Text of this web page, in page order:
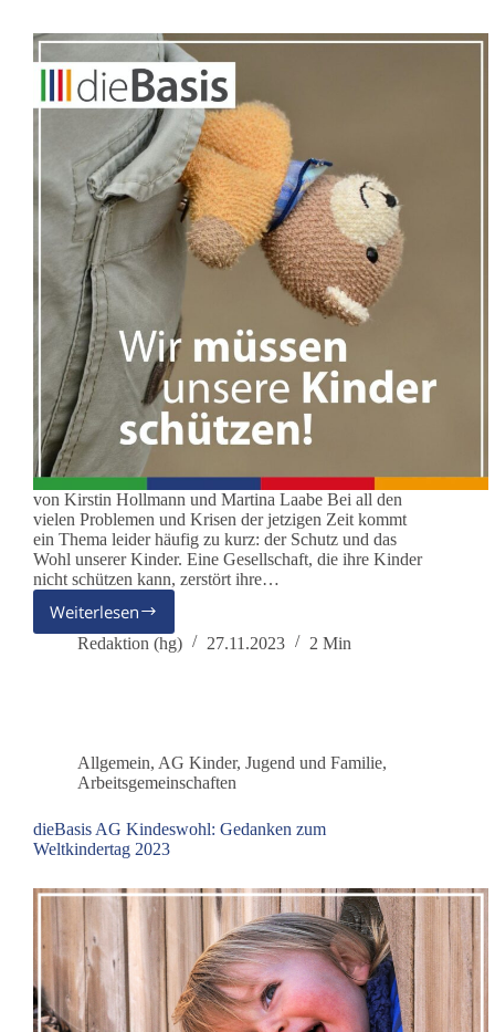
von Kirstin Hollmann und Martina Laabe Bei all den
vielen Problemen und Krisen der jetzigen Zeit kommt
ein Thema leider häufig zu kurz: der Schutz und das
Wohl unserer Kinder. Eine Gesellschaft, die ihre Kinder
nicht schützen kann, zerstört ihre…
Weiterlesen
Kinder
schützen!
Redaktion (hg) 27.11.2023 2 Min
Allgemein, AG Kinder, Jugend und Familie,
Arbeitsgemeinschaften
dieBasis AG Kindeswohl: Gedanken zum
Weltkindertag 2023